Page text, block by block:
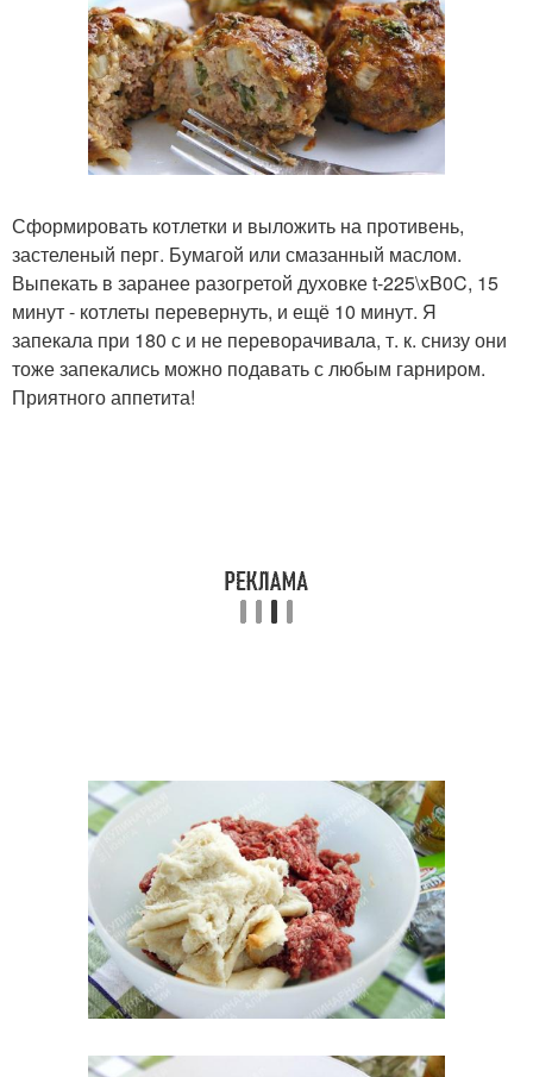
Сформировать котлетки и выложить на противень,
застеленый перг. Бумагой или смазанный маслом.
Выпекать в заранее разогретой духовке t-225\xB0C, 15
минут - котлеты перевернуть, и ещё 10 минут. Я
запекала при 180 с и не переворачивала, т. к. снизу они
тоже запекались можно подавать с любым гарниром.
Приятного аппетита!